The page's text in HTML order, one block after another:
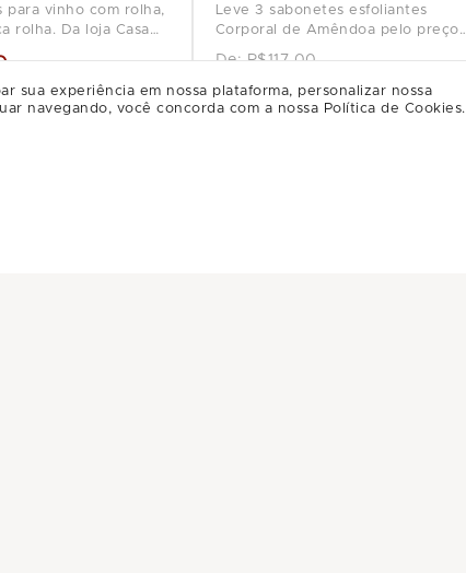
para vinho com rolha,
rolha. Da loja Casa
Leve 3 sabonetes esfoliantes
Corporal de Amêndoa pelo preço
de 1, na loja L'Occitane en
De:R$117.00
Por:R$59.00
sua experiência em nossa plataforma, personalizar nossa
navegando, você concorda com a nossa Política de Cookies.